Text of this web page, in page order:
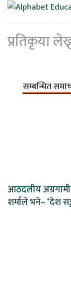
प्रतिकृया
सम्बन्धित
आठदलीय अग्रगामी
शर्माले भने– ‘देश